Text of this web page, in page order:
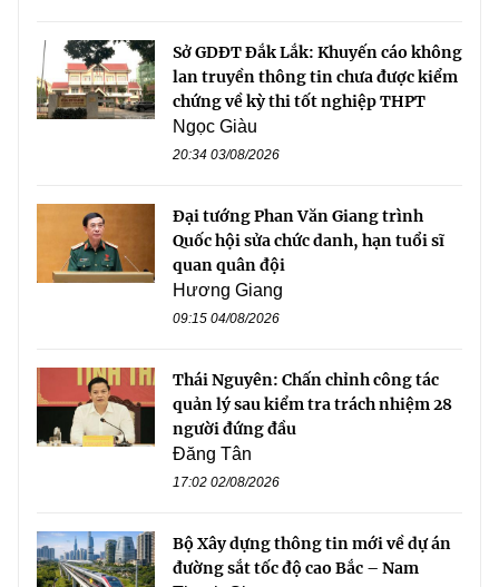
Sở GDĐT Đắk Lắk: Khuyến cáo không
lan truyền thông tin chưa được kiểm
chứng về kỳ thi tốt nghiệp THPT
Ngọc Giàu
20:34 03/08/2026
Đại tướng Phan Văn Giang trình
Quốc hội sửa chức danh, hạn tuổi sĩ
quan quân đội
Hương Giang
09:15 04/08/2026
Thái Nguyên: Chấn chỉnh công tác
quản lý sau kiểm tra trách nhiệm 28
người đứng đầu
Đăng Tân
17:02 02/08/2026
Bộ Xây dựng thông tin mới về dự án
đường sắt tốc độ cao Bắc – Nam